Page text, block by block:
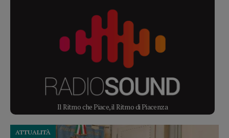
Il Ritmo che Piace, il Ritmo di Piacenza
ATTUALITÀ